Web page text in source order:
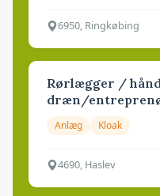
6950, Ringkøbing
Rørlægger /
dræn/
Anlæg Kloak
4690, Haslev